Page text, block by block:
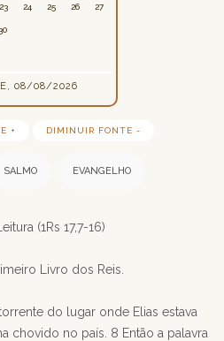
23 24 25 26 27
08/08/2026
+ DIMINUIR FONTE -
SALMO EVANGELHO
(1Rs 17,7-16)
Livro dos Reis.
do lugar onde Elias estava
chovido no país. 8 Então a palavra